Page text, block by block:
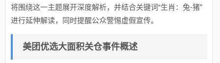
将围绕这一主题展开深度解析，并结合关键词“生肖：兔-猪”
进行延伸解读，同时提醒公众警惕虚假宣传。
美团优选大面积关仓事件概述